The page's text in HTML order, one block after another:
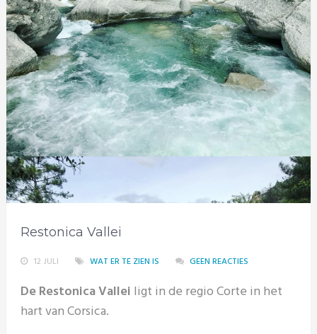
Restonica Vallei
12 JULI WAT ER TE ZIEN IS GEEN REACTIES
De Restonica Vallei ligt in de regio Corte in het
hart van Corsica.